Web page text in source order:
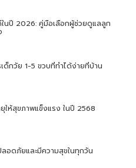
ปี 2026: คู่มือเลือกผู้ช่วยดูแลลูก
ด็กวัย 1-5 ขวบที่ทำได้ง่ายที่บ้าน
ให้สุขภาพแข็งแรง ในปี 2568
อดภัยและมีความสุขในทุกวัน